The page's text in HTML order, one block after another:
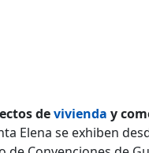
devivienda y
Elena se exhiben